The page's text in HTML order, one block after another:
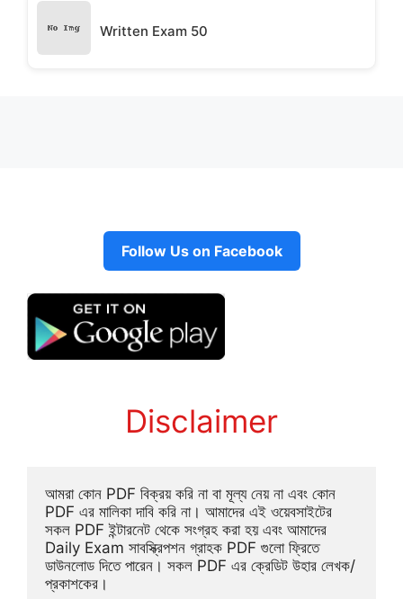
Written Exam 50
Follow Us on Facebook
Disclaimer
আমরা কোন PDF বিক্রয় করি না বা মূল্য নেয় না এবং কোন
PDF এর মালিকা দাবি করি না। আমাদের এই ওয়েবসাইটের
সকল PDF ইন্টারনেট থেকে সংগ্রহ করা হয় এবং আমাদের
Daily Exam সাবস্ক্রিপশন গ্রাহক PDF গুলো ফ্রিতে
ডাউনলোড দিতে পারেন। সকল PDF এর ক্রেডিট উহার লেখক/
প্রকাশকের।